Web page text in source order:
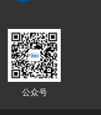
公众号